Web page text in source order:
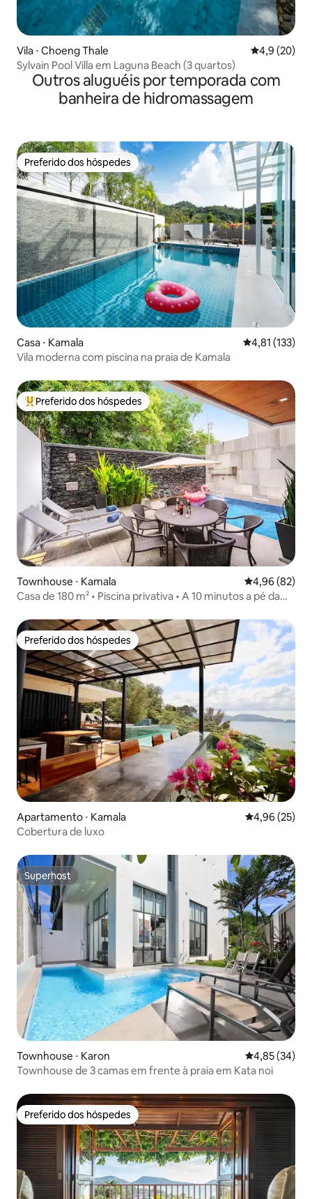
Vila ⋅ Choeng Thale 4,9 de uma
4,9 (20)
Sylvain Pool Villa em Laguna Beach (3 quartos)
Outros aluguéis por temporada com
banheira de hidromassagem
Preferido dos hóspedes
Preferido dos hóspedes
Casa ⋅ Kamala 4,81 de uma
4,81 (133)
Vila moderna com piscina na praia de Kamala
Entre os melhores preferidos dos hóspedes
Preferido dos hóspedes
Townhouse ⋅ Kamala 4,96 de uma
4,96 (82)
Casa de 180 m² • Piscina privativa • A 10 minutos a pé da
Preferido dos hóspedes
Preferido dos hóspedes
Apartamento ⋅ Kamala 4,96 de uma
4,96 (25)
Cobertura de luxo
Superhost
Superhost
Townhouse ⋅ Karon 4,85 de uma
4,85 (34)
Townhouse de 3 camas em frente à praia em Kata noi
Preferido dos hóspedes
Preferido dos hóspedes